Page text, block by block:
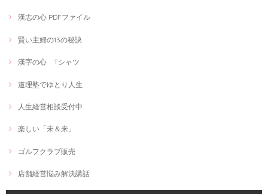
漢志の心 PDFファイル
賢い主婦の13の秘訣
漢字の心 Tシャツ
道理塾でゆとり人生
人生経営相談受付中
楽しい「未＆来」
ゴルフクラブ販売
店舗経営悩み解決講話